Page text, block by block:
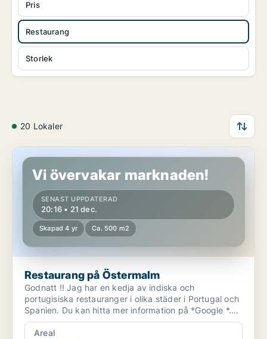
Restaurang
Storlek
Pris
20 Lokaler
Restaurang på Östermalm
Vi övervakar marknaden!
SENAST UPPDATERAD
20:16 • 21 dec.
Skapad 4 yr Ca. 500 m2
Restaurang på Östermalm
Godnatt !! Jag har en kedja av indiska och
portugisiska restauranger i olika städer i Portugal och
Spanien. Du kan hitta mer information på *Google *.
Jag ...
Areal